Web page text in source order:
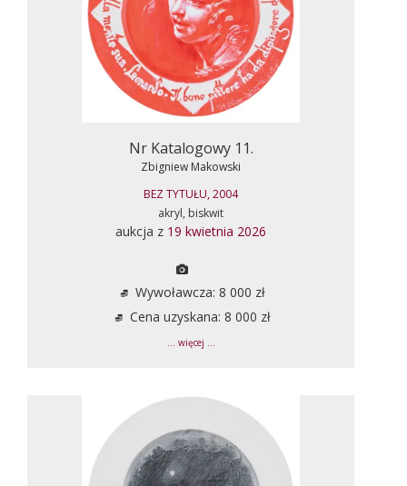
Nr Katalogowy 11.
Zbigniew Makowski
BEZ TYTUŁU, 2004
akryl, biskwit
aukcja z 19 kwietnia 2026
Wywoławcza: 8 000 zł
Cena uzyskana: 8 000 zł
... więcej ...